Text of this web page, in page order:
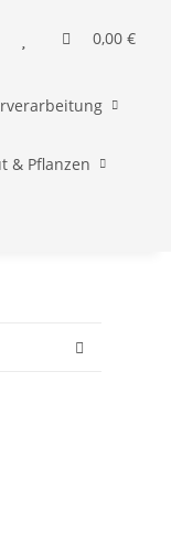
0,00 €
& Pflanzen